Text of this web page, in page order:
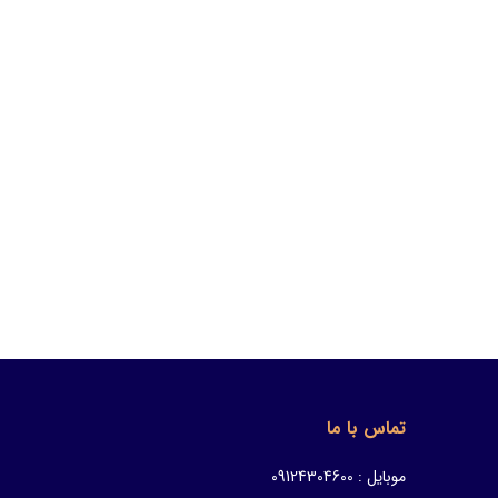
تماس با ما
موبایل : 09124304600